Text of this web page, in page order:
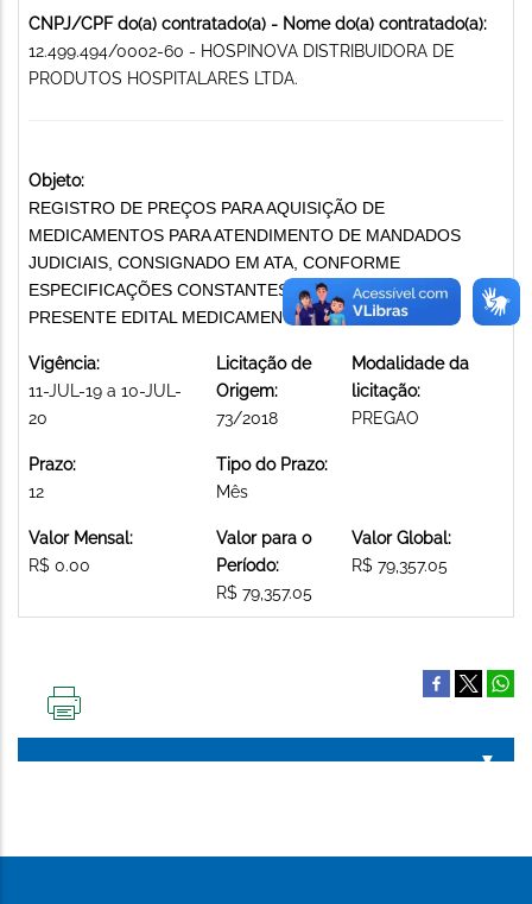
CNPJ/CPF do(a) contratado(a) - Nome do(a) contratado(a):
12.499.494/0002-60 - HOSPINOVA DISTRIBUIDORA DE
PRODUTOS HOSPITALARES LTDA.
Objeto:
REGISTRO DE PREÇOS PARA AQUISIÇÃO DE
MEDICAMENTOS PARA ATENDIMENTO DE MANDADOS
JUDICIAIS, CONSIGNADO EM ATA, CONFORME
ESPECIFICAÇÕES CONSTANTES DO ANEXO I DO
PRESENTE EDITAL MEDICAMENTOS
Vigência:
11-JUL-19 a 10-JUL-
20
Licitação de
Origem:
73/2018
Modalidade da
licitação:
PREGAO
Prazo:
12
Tipo do Prazo:
Mês
Valor Mensal:
R$ 0.00
Valor para o
Período:
R$ 79,357.05
Valor Global:
R$ 79,357.05
PÁGINA